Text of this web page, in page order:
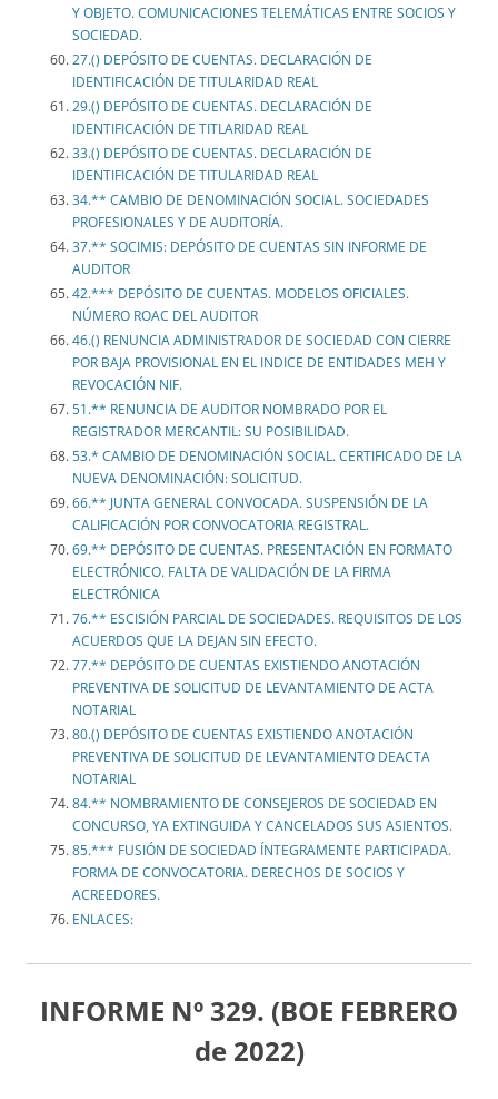
Y OBJETO. COMUNICACIONES TELEMÁTICAS ENTRE SOCIOS Y
SOCIEDAD.
27.() DEPÓSITO DE CUENTAS. DECLARACIÓN DE
IDENTIFICACIÓN DE TITULARIDAD REAL
29.() DEPÓSITO DE CUENTAS. DECLARACIÓN DE
IDENTIFICACIÓN DE TITLARIDAD REAL
33.() DEPÓSITO DE CUENTAS. DECLARACIÓN DE
IDENTIFICACIÓN DE TITULARIDAD REAL
34.** CAMBIO DE DENOMINACIÓN SOCIAL. SOCIEDADES
PROFESIONALES Y DE AUDITORÍA.
37.** SOCIMIS: DEPÓSITO DE CUENTAS SIN INFORME DE
AUDITOR
42.*** DEPÓSITO DE CUENTAS. MODELOS OFICIALES.
NÚMERO ROAC DEL AUDITOR
46.() RENUNCIA ADMINISTRADOR DE SOCIEDAD CON CIERRE
POR BAJA PROVISIONAL EN EL INDICE DE ENTIDADES MEH Y
REVOCACIÓN NIF.
51.** RENUNCIA DE AUDITOR NOMBRADO POR EL
REGISTRADOR MERCANTIL: SU POSIBILIDAD.
53.* CAMBIO DE DENOMINACIÓN SOCIAL. CERTIFICADO DE LA
NUEVA DENOMINACIÓN: SOLICITUD.
66.** JUNTA GENERAL CONVOCADA. SUSPENSIÓN DE LA
CALIFICACIÓN POR CONVOCATORIA REGISTRAL.
69.** DEPÓSITO DE CUENTAS. PRESENTACIÓN EN FORMATO
ELECTRÓNICO. FALTA DE VALIDACIÓN DE LA FIRMA
ELECTRÓNICA
76.** ESCISIÓN PARCIAL DE SOCIEDADES. REQUISITOS DE LOS
ACUERDOS QUE LA DEJAN SIN EFECTO.
77.** DEPÓSITO DE CUENTAS EXISTIENDO ANOTACIÓN
PREVENTIVA DE SOLICITUD DE LEVANTAMIENTO DE ACTA
NOTARIAL
80.() DEPÓSITO DE CUENTAS EXISTIENDO ANOTACIÓN
PREVENTIVA DE SOLICITUD DE LEVANTAMIENTO DEACTA
NOTARIAL
84.** NOMBRAMIENTO DE CONSEJEROS DE SOCIEDAD EN
CONCURSO, YA EXTINGUIDA Y CANCELADOS SUS ASIENTOS.
85.*** FUSIÓN DE SOCIEDAD ÍNTEGRAMENTE PARTICIPADA.
FORMA DE CONVOCATORIA. DERECHOS DE SOCIOS Y
ACREEDORES.
ENLACES:
INFORME Nº 329. (BOE FEBRERO
de 2022)